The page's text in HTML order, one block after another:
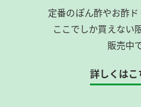
定番のぽん酢やお酢ド
ここでしか買えない
販売中
詳しくはこ